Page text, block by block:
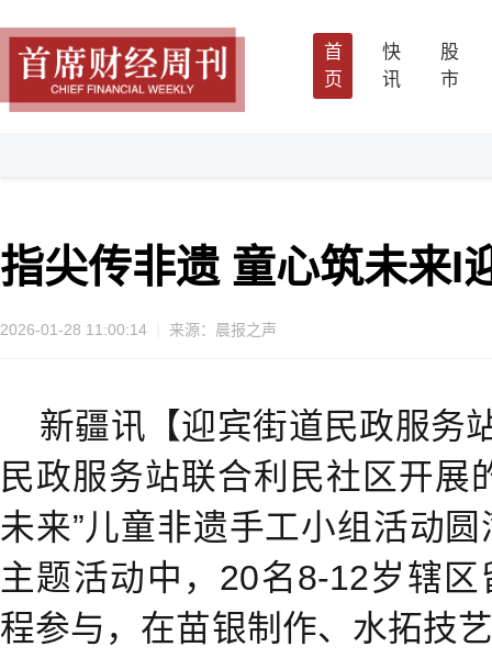
首
页
快
讯
股
市
指尖传非遗 童心筑未来I
2026-01-28 11:00:14 来源：晨报之声
新疆讯【迎宾街道民政服务
民政服务站联合利民社区开展
未来”儿童非遗手工小组活动
主题活动中，20名8-12岁辖
程参与，在苗银制作、水拓技